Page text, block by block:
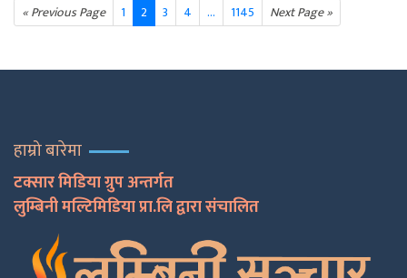
« Previous Page 1 2 3 4 ... 1145 Next Page »
हाम्रो बारेमा
टक्सार मिडिया ग्रुप अन्तर्गत
लुम्बिनी मल्टिमिडिया प्रा.लि द्वारा संचालित